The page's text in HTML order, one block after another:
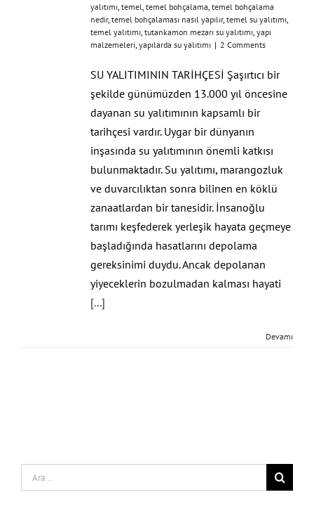
yalıtımı, temel, temel bohçalama, temel bohçalama
nedir, temel bohçalaması nasıl yapılır, temel su yalıtımı,
temel yalıtımı, tutankamon mezarı su yalıtımı, yapı
malzemeleri, yapılarda su yalıtımı | 2 Comments
SU YALITIMININ TARİHÇESİ Şaşırtıcı bir
şekilde günümüzden 13.000 yıl öncesine
dayanan su yalıtımının kapsamlı bir
tarihçesi vardır. Uygar bir dünyanın
inşasında su yalıtımının önemli katkısı
bulunmaktadır. Su yalıtımı, marangozluk
ve duvarcılıktan sonra bilinen en köklü
zanaatlardan bir tanesidir. İnsanoğlu
tarımı keşfederek yerleşik hayata geçmeye
başladığında hasatlarını depolama
gereksinimi duydu. Ancak depolanan
yiyeceklerin bozulmadan kalması hayati
[...]
Devamı
Search
for: